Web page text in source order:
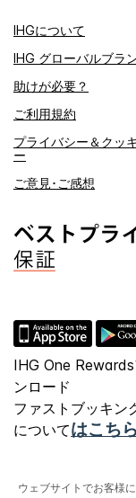
IHGについて
IHG グローバルブラ
助けが必要？
ご利用規約
プライバシー＆クッ
ー
ご意見･ご感想
IHG One
ンロード
ファストブッキン
についてはこちら
ウェブサイトでお客様